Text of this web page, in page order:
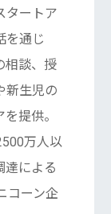
タートア
を通じ
相談、授
新生児の
提供。
万人以
達による
コーン企